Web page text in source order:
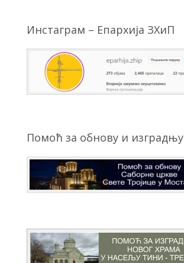
Инстаграм – Епархија ЗХиП
Помоћ за обнову и изградњу